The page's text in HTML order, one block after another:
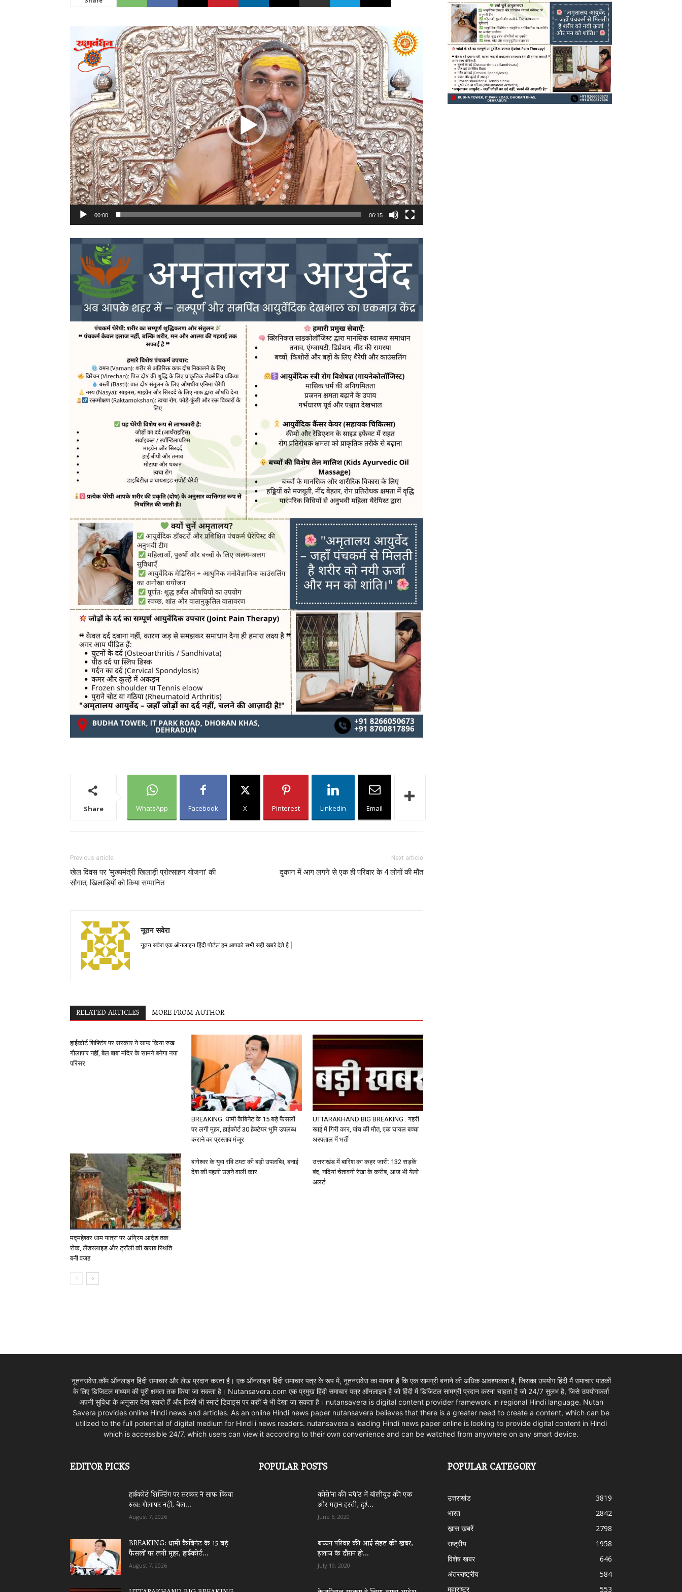
News
LIVE
Player
00:00 06:15
Share WhatsApp Facebook X Pinterest Linkedin Email
Previous article
खेल दिवस पर ‘मुख्यमंत्री खिलाड़ी प्रोत्साहन योजना’ की
सौगात, खिलाड़ियों को किया सम्मानित
Next article
दुकान में आग लगने से एक ही परिवार के 4 लोगों की मौत
नूतन सवेरा
नूतन सवेरा एक ऑनलाइन हिंदी पोर्टल हम आपको सभी सही ख़बरे देते है |
RELATED ARTICLES MORE FROM AUTHOR
हाईकोर्ट शिफ्टिंग पर सरकार ने साफ किया रुख:
गौलापार नहीं, बेल बाबा मंदिर के सामने बनेगा नया
परिसर
BREAKING: धामी कैबिनेट के 15 बड़े फैसलों
पर लगी मुहर, हाईकोर्ट 30 हेक्टेयर भूमि उपलब्ध
कराने का प्रस्ताव मंजूर
UTTARAKHAND BIG BREAKING : गहरी
खाई में गिरी कार, पांच की मौत, एक घायल बच्चा
अस्पताल में भर्ती
मद्महेश्वर धाम यात्रा पर अग्रिम आदेश तक
रोक, लैंडस्लाइड और ट्रॉली की खराब स्थिति
बनी वजह
बागेश्वर के युवा रवि टम्टा की बड़ी उपलब्धि, बनाई
देश की पहली उड़ने वाली कार
उत्तराखंड में बारिश का कहर जारी: 132 सड़कें
बंद, नदियां चेतावनी रेखा के करीब, आज भी येलो
अलर्ट
नूतनसवेरा.कॉम ऑनलाइन हिंदी समाचार और लेख प्रदान करता है। एक ऑनलाइन हिंदी समाचार पत्र के रूप में, नूतनसवेरा का मानना है कि एक सामग्री बनाने की अधिक आवश्यकता है, जिसका उपयोग हिंदी मैं समाचार पाठकों
के लिए डिजिटल माध्यम की पूरी क्षमता तक किया जा सकता है। Nutansavera.com एक प्रमुख हिंदी समाचार पत्र ऑनलाइन है जो हिंदी में डिजिटल सामग्री प्रदान करना चाहता है जो 24/7 सुलभ है, जिसे उपयोगकर्ता
अपनी सुविधा के अनुसार देख सकते हैं और किसी भी स्मार्ट डिवाइस पर कहीं से भी देखा जा सकता है। nutansavera is digital content provider framework in regional Hindi language. Nutan
Savera provides online Hindi news and articles. As an online Hindi news paper nutansavera believes that there is a greater need to create a content, which can be
utilized to the full potential of digital medium for Hindi i news readers. nutansavera a leading Hindi news paper online is looking to provide digital content in Hindi
which is accessible 24/7, which users can view it according to their own convenience and can be watched from anywhere on any smart device.
EDITOR PICKS
हाईकोर्ट शिफ्टिंग पर सरकार ने साफ किया
रुख: गौलापार नहीं, बेल...
August 7, 2026
BREAKING: धामी कैबिनेट के 15 बड़े
फैसलों पर लगी मुहर, हाईकोर्ट...
August 7, 2026
POPULAR POSTS
कोरो’ना की चपे’ट में बॉलीवुड की एक
और महान हस्ती, हुई...
June 6, 2020
बच्चन परिवार की आई सेहत की खबर,
इलाज के दौरान हो...
July 19, 2020
POPULAR CATEGORY
उत्तराखंड
3819
भारत
2842
ख़ास ख़बरें
2798
राष्ट्रीय
1958
विशेष खबर
646
अंतरराष्ट्रीय
584
महाराष्ट्र
553